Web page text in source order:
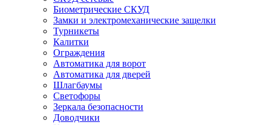
Биометрические СКУД
Замки и электромеханические защелки
Турникеты
Калитки
Ограждения
Автоматика для ворот
Автоматика для дверей
Шлагбаумы
Светофоры
Зеркала безопасности
Доводчики